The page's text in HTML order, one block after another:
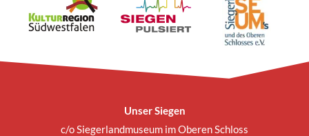
Unser Siegen
c/o Siegerlandmuseum im Oberen Schloss